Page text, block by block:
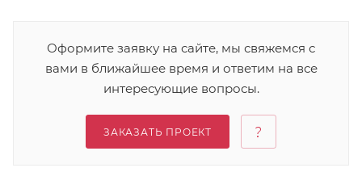
Оформите заявку на сайте, мы свяжемся с
вами в ближайшее время и ответим на все
интересующие вопросы.
ЗАКАЗАТЬ ПРОЕКТ